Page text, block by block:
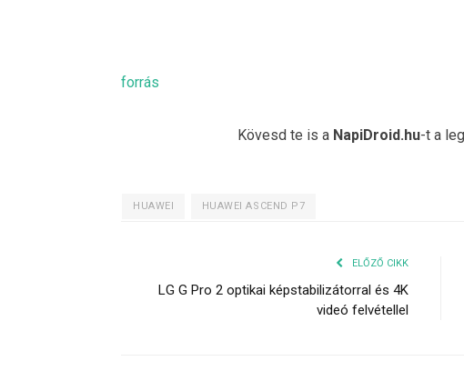
forrás
Kövesd te is a NapiDroid.hu-t a
HUAWEI HUAWEI ASCEND P7
ELŐZŐ CIKK
LG G Pro 2 optikai képstabilizátorral és 4K
videó felvétellel